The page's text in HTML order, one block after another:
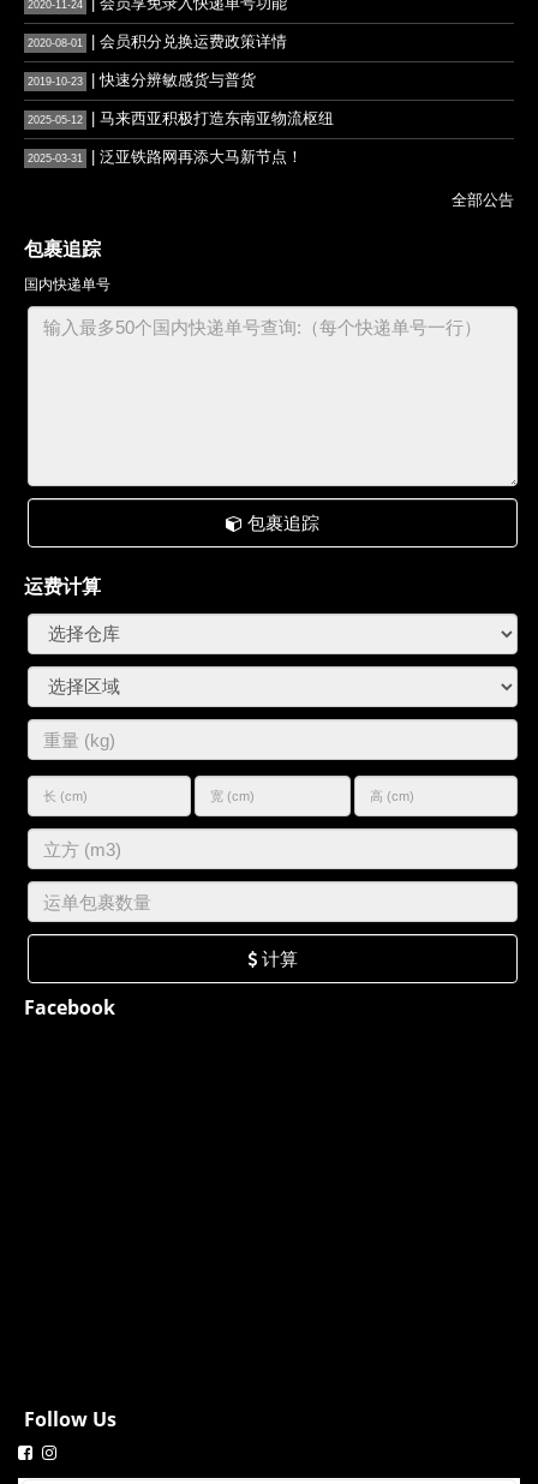
2020-11-24
2020-08-01 | 会员积分兑换运费政策详情
2019-10-23 | 快速分辨敏感货与普货
2025-05-12 | 马来西亚积极打造东南亚物流枢纽
2025-03-31 | 泛亚铁路网再添大马新节点！
全部公告
包裹追踪
国内快递单号
包裹追踪
运费计算
计算
Facebook
Follow Us